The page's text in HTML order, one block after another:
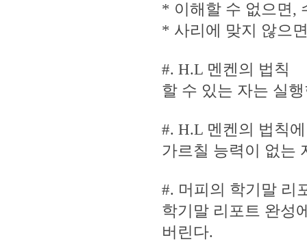
* 이해할 수 없으면,
* 사리에 맞지 않으
#. H.L 멘켄의 법칙
할 수 있는 자는 실
#. H.L 멘켄의 법칙
가르칠 능력이 없는
#. 머피의 학기말 리
학기말 리포트 완성
버린다.